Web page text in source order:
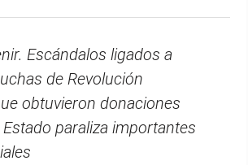
Escándalos ligados a
de Revolución
obtuvieron donaciones
paraliza importantes